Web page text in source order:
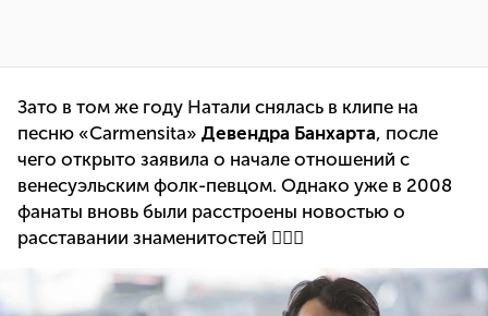
Зато в том же году Натали снялась в клипе на
песню «Carmensita» Девендра Банхарта, после
чего открыто заявила о начале отношений с
венесуэльским фолк-певцом. Однако уже в 2008
фанаты вновь были расстроены новостью о
расставании знаменитостей 🤷🏻‍♀️